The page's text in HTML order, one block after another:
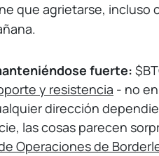
que agrietarse, incluso
fuerte:
y resistencia - no
dirección
las cosas parecen
Operaciones de